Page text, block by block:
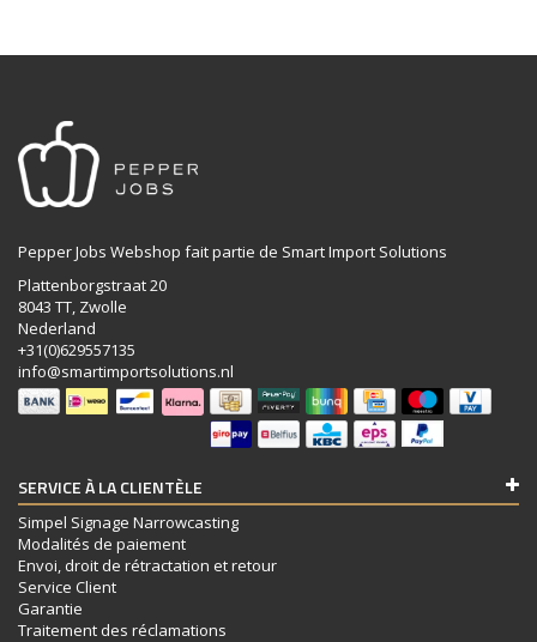
Pepper Jobs Webshop fait partie de Smart Import Solutions
Plattenborgstraat 20
8043 TT, Zwolle
Nederland
+31(0)629557135
info@smartimportsolutions.nl
SERVICE À LA CLIENTÈLE
Simpel Signage Narrowcasting
Modalités de paiement
Envoi, droit de rétractation et retour
Service Client
Garantie
Traitement des réclamations